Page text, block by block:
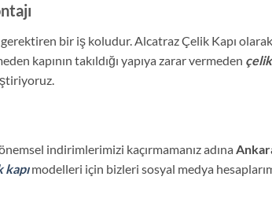
gerektiren bir iş koludur. Alcatraz Çelik Kapı olarak
kapının takıldığı yapıya zarar vermeden
indirimlerimizi kaçırmamanız adına
modelleri için bizleri sosyal medya